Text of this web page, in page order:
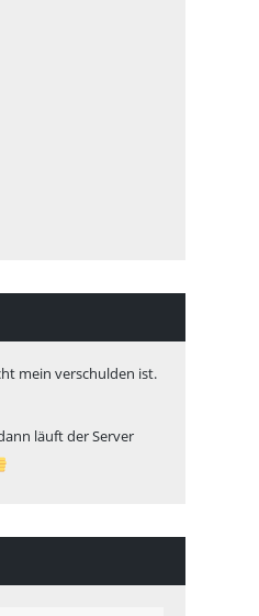
mein verschulden ist.
läuft der Server